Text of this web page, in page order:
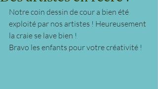
Notre coin dessin de cour a bien été
exploité par nos artistes ! Heureusement
la craie se lave bien !
Bravo les enfants pour votre créativité !